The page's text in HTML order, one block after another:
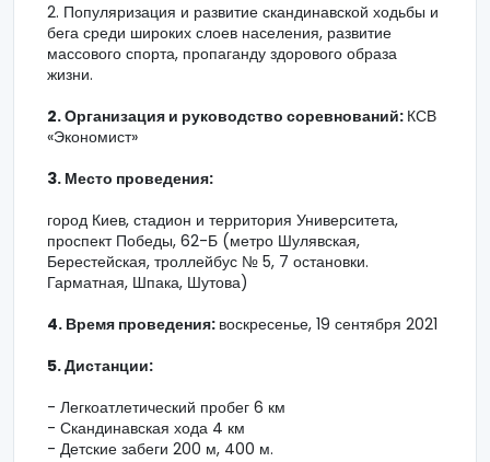
2. Популяризация и развитие скандинавской ходьбы и
бега среди широких слоев населения, развитие
массового спорта, пропаганду здорового образа
жизни.
2. Организация и руководство соревнований: КСВ
«Экономист»
3. Место проведения:
город Киев, стадион и территория Университета,
проспект Победы, 62-Б (метро Шулявская,
Берестейская, троллейбус № 5, 7 остановки.
Гарматная, Шпака, Шутова)
4. Время проведения: воскресенье, 19 сентября 2021
5. Дистанции:
- Легкоатлетический пробег 6 км
- Скандинавская хода 4 км
- Детские забеги 200 м, 400 м.